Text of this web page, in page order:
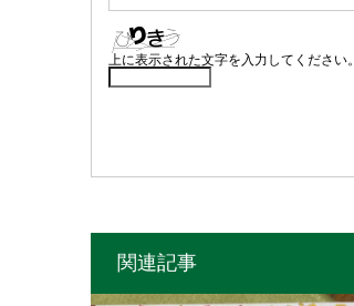
上に表示された文字を入力してください。
関連記事